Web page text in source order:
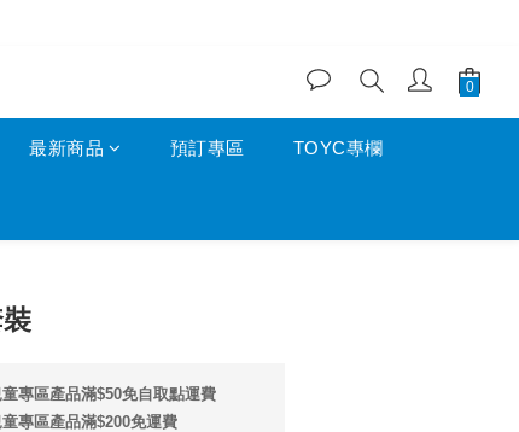
最新商品 預訂專區 TOYC專欄
專區產品滿$50免自取點運費
專區產品滿$200免運費